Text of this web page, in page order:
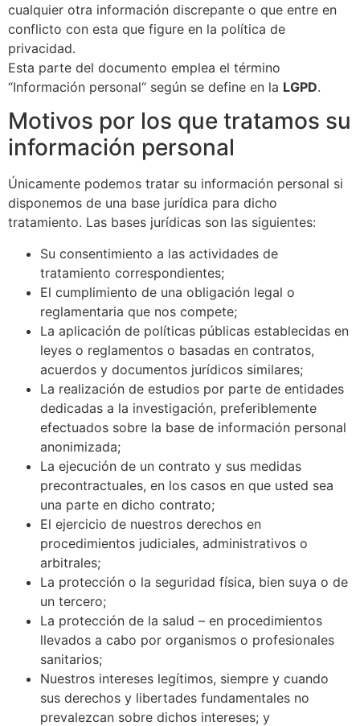
cualquier otra información discrepante o que entre en
conflicto con esta que figure en la política de
privacidad.
Esta parte del documento emplea el término
“Información personal“ según se define en la LGPD.
Motivos por los que tratamos su
información personal
Únicamente podemos tratar su información personal si
disponemos de una base jurídica para dicho
tratamiento. Las bases jurídicas son las siguientes:
Su consentimiento a las actividades de
tratamiento correspondientes;
El cumplimiento de una obligación legal o
reglamentaria que nos compete;
La aplicación de políticas públicas establecidas en
leyes o reglamentos o basadas en contratos,
acuerdos y documentos jurídicos similares;
La realización de estudios por parte de entidades
dedicadas a la investigación, preferiblemente
efectuados sobre la base de información personal
anonimizada;
La ejecución de un contrato y sus medidas
precontractuales, en los casos en que usted sea
una parte en dicho contrato;
El ejercicio de nuestros derechos en
procedimientos judiciales, administrativos o
arbitrales;
La protección o la seguridad física, bien suya o de
un tercero;
La protección de la salud – en procedimientos
llevados a cabo por organismos o profesionales
sanitarios;
Nuestros intereses legítimos, siempre y cuando
sus derechos y libertades fundamentales no
prevalezcan sobre dichos intereses; y